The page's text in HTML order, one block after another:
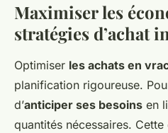
Maximiser les
stratégies d’achat
Optimiser les achats en
planification rigoureuse.
d’anticiper ses besoins en
quantités nécessaires.